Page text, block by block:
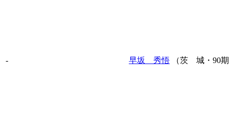
- 早坂 秀悟 （茨 城・90